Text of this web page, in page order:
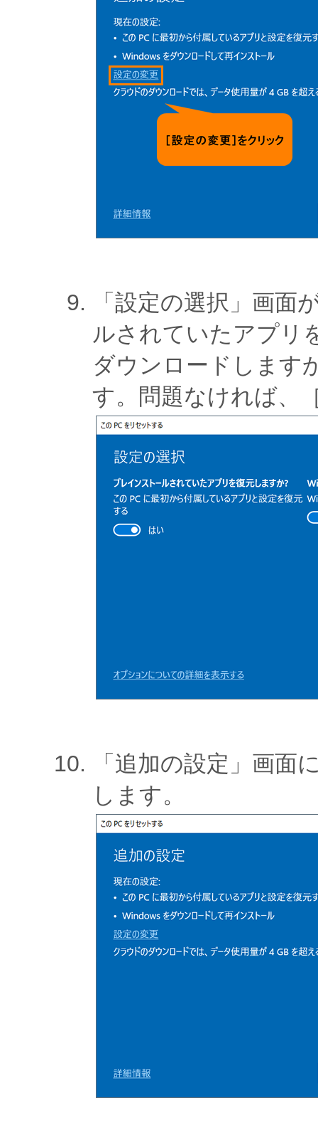
「設定の選択」画面
ルされていたアプリ
ダウンロードします
す。問題なければ、
「追加の設定」画面
します。